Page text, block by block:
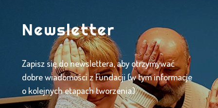
Newsletter
Zapisz się do newslettera, aby otrzymywać
dobre wiadomości z Fundacji (w tym informacje
o kolejnych etapach tworzenia).